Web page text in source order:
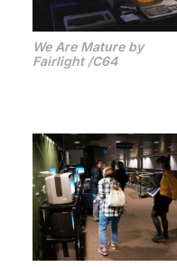
We Are Mature by
Fairlight /C64